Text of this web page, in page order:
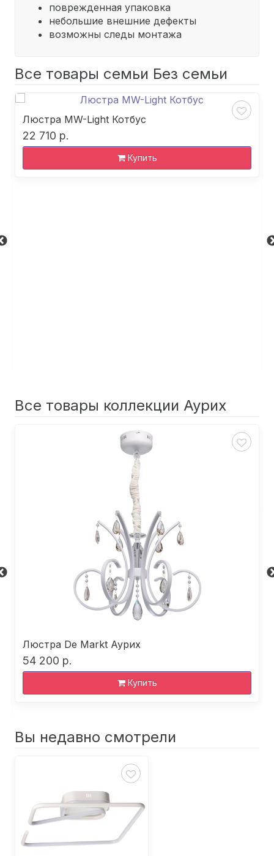
поврежденная упаковка
небольшие внешние дефекты
возможны следы монтажа
Все товары семьи Без семьи
Люстра MW-Light Котбус
22 710 р.
Купить
Все товары коллекции Аурих
Люстра De Markt Аурих
54 200 р.
Купить
Вы недавно смотрели